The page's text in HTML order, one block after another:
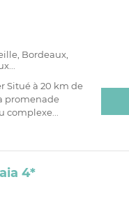
Bordeaux,
Situé à 20 km de
promenade
4*